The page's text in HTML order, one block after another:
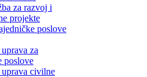
za razvoj i
projekte
poslove
za
poslove
civilne